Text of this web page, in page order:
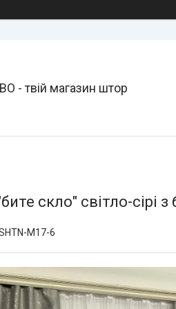
- твій магазин штор
скло" світло-
M17-6